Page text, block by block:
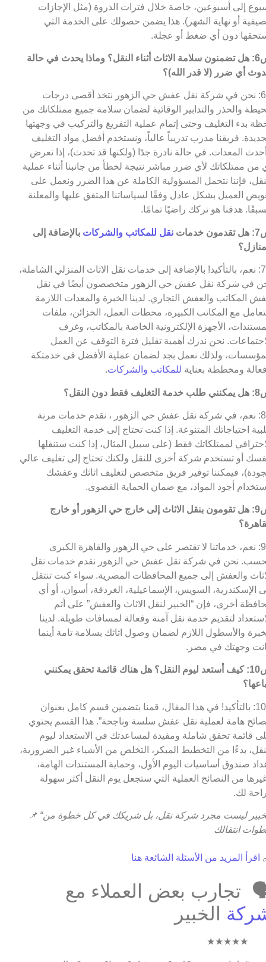
إلى أسبوعين، خاصة خلال فترات الذروة (مثل الإجازات
أو نهاية الشهر). هذا يضمن حصولك على الخدمة التي
دون أي ضغط أو عجلة.
س6: هل تضمنون سلامة الاثاث أثناء النقل؟ وماذا يحدث في حالة
أي ضرر (لا قدر الله)؟
ج6: نحن في شركة نقل عفش حي الزهور نتخذ أقصى درجات
والحذر والتدابير الوقائية لضمان سلامة جميع ممتلكاتك من
بدء التغليف وحتى إتمام عملية التفريغ والتركيب في وجهتها
فريقنا مدرب تدريباً عالياً، ونستخدم أفضل مواد التغليف
المعدات. في حالة نادرة جدًا (ولكنها قد تحدث)، إذا تعرض
من ممتلكاتك لأي ضرر مباشر نتيجة لخطأ من جانبنا أثناء عملية
فإننا نتحمل المسؤولية الكاملة عن هذا الضرر ونعمل على
العميل بشكل عادل وفقًا لسياساتنا المتفق عليها والمعلنة
هدفنا هو تركك راضيًا تمامًا.
خدمات نقل للمكاتب والشركات بالإضافة إلى
ج7: نعم، بالتأكيد! بالإضافة إلى خدمات نقل الاثاث المنزلي الشاملة،
في شركة نقل عفش حي الزهور متخصصون أيضًا في نقل
المكاتب والعفش التجاري. لدينا الخبرة والمعدات اللازمة
مع المكاتب الكبيرة، محطات العمل، الخزائن، ملفات
الأجهزة الإلكترونية الخاصة بالمكاتب، وغرف
نحن ندرك أهمية تقليل فترة التوقف عن العمل
ولذلك نعمل بجد لضمان عملية الأفضل فى خدمتكة
ومخططة بعناية للمكاتب والشركات.
فقط دون النقل؟
ج8: نعم، في شركة نقل عفش حي الزهور ، نقدم خدمات مرنة
احتياجاتك المتنوعة. إذا كنت تحتاج إلى خدمة التغليف
لممتلكاتك فقط (على سبيل المثال، إذا كنت ستنقلها
أو تستخدم شركة أخرى للنقل ولكنك تحتاج إلى تغليف عالي
فيمكننا توفير فريق متخصص لتغليف اثاثك وعفشك
أجود المواد، مع ضمان الحماية القصوى.
س9: هل تقومون بنقل الاثاث إلى خارج حي الزهور أو خارج
ج9: نعم، خدماتنا لا تقتصر على حي الزهور والقاهرة الكبرى
نحن في شركة نقل عفش حي الزهور نقدم خدمات نقل
والعفش إلى جميع المحافظات المصرية. سواء كنت تنتقل
الإسكندرية، السويس، الإسماعيلية، الغردقة، أسوان، أو أي
أخرى، فإن “الخبير لنقل الاثاث والعفش” على أتم
لتقديم خدمة نقل آمنة وفعالة لمسافات طويلة. لدينا
والأسطول اللازم لضمان وصول اثاثك بسلامة تامة أينما
وجهتك في مصر.
س10: كيف أستعد ليوم النقل؟ هل هناك قائمة تحقق يمكنني
ج10: بالتأكيد! في هذا المقال، قمنا بتضمين قسم كامل بعنوان
هامة لعملية نقل عفش سلسة وناجحة”. هذا القسم يحتوي
قائمة تحقق شاملة ومفيدة لمساعدتك في الاستعداد ليوم
بدءًا من التخطيط المبكر، التخلص من الأشياء غير الضرورية،
صندوق أساسيات اليوم الأول، وحماية المستندات الهامة،
من النصائح العملية التي ستجعل يوم النقل أكثر سهولة
لك.
📌 “الخبير ليست مجرد شركة نقل، بل شريكك في كل خطوة من
انتقالك
اقرأ المزيد من الأسئلة الشائعة هنا
تجارب بعض العملاء مع
الخبير
★★★★★